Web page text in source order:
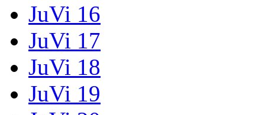
JuVi 16
JuVi 17
JuVi 18
JuVi 19